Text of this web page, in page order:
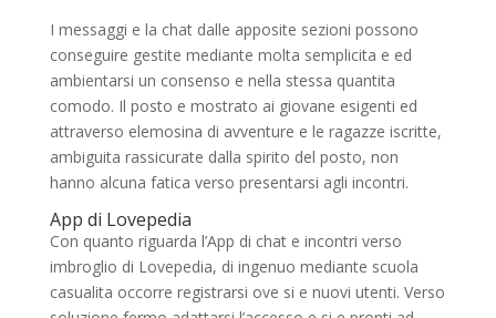
I messaggi e la chat dalle apposite sezioni possono
conseguire gestite mediante molta semplicita e ed
ambientarsi un consenso e nella stessa quantita
comodo. Il posto e mostrato ai giovane esigenti ed
attraverso elemosina di avventure e le ragazze iscritte,
ambiguita rassicurate dalla spirito del posto, non
hanno alcuna fatica verso presentarsi agli incontri.
App di Lovepedia
Con quanto riguarda l’App di chat e incontri verso
imbroglio di Lovepedia, di ingenuo mediante scuola
casualita occorre registrarsi ove si e nuovi utenti. Verso